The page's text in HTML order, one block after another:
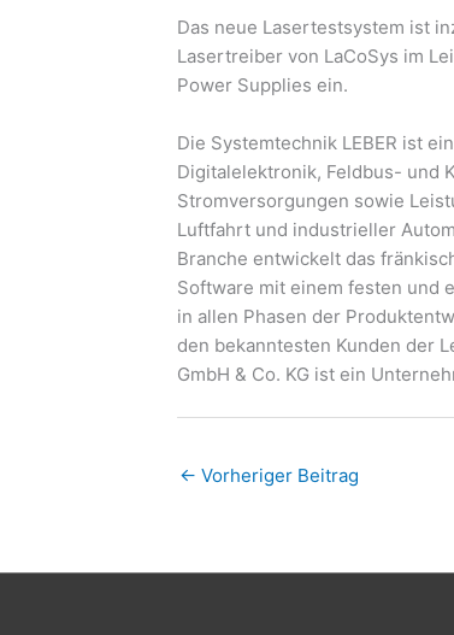
Das neue Lasertestsystem ist
Lasertreiber von LaCoSys im
Power Supplies ein.
Die Systemtechnik LEBER ist
Digitalelektronik, Feldbus- und
Stromversorgungen sowie
Luftfahrt und industrieller
Branche entwickelt das
Software mit einem festen und
in allen Phasen der
den bekanntesten Kunden der
GmbH & Co. KG ist ein
← Vorheriger Beitrag